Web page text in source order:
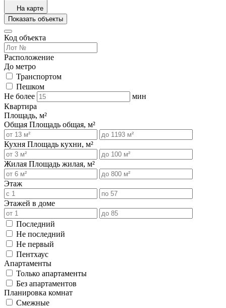
На карте
Показать объекты
Код объекта
Расположение
До метро
Транспортом
Пешком
Не более
мин
Квартира
Площадь, м²
Общая Площадь общая, м²
Кухня Площадь кухни, м²
Жилая Площадь жилая, м²
Этаж
Этажей в доме
Последний
Не последний
Не первый
Пентхаус
Апартаменты
Только апартаменты
Без апартаментов
Планировка комнат
Смежные